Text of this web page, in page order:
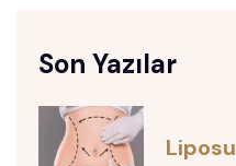
Son Yazılar